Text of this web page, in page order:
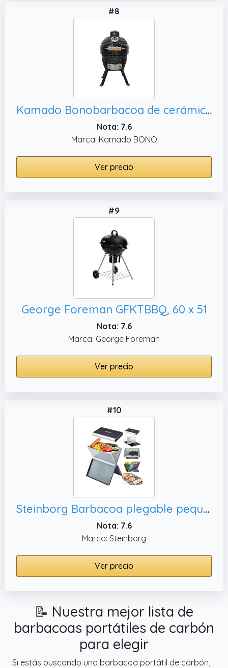
#8
Kamado Bonobarbacoa de cerámica mini – Kamado – Barbacoa de carbón – Horno portátil y ahumadero con soporte
Nota: 7.6
Marca: Kamado BONO
Ver precio
#9
George Foreman GFKTBBQ, 60 x 51
Nota: 7.6
Marca: George Foreman
Ver precio
#10
Steinborg Barbacoa plegable pequeña | Barbacoa para ordenador portátil | Parrilla de camping | Montaje rápido | Marco resistente al calor | Grandes rejillas de ventilación | Barbacoa de carbón
Nota: 7.6
Marca: Steinborg
Ver precio
📝 Nuestra mejor lista de
barbacoas portátiles de carbón
para elegir
Si estás buscando una barbacoa portátil de carbón,